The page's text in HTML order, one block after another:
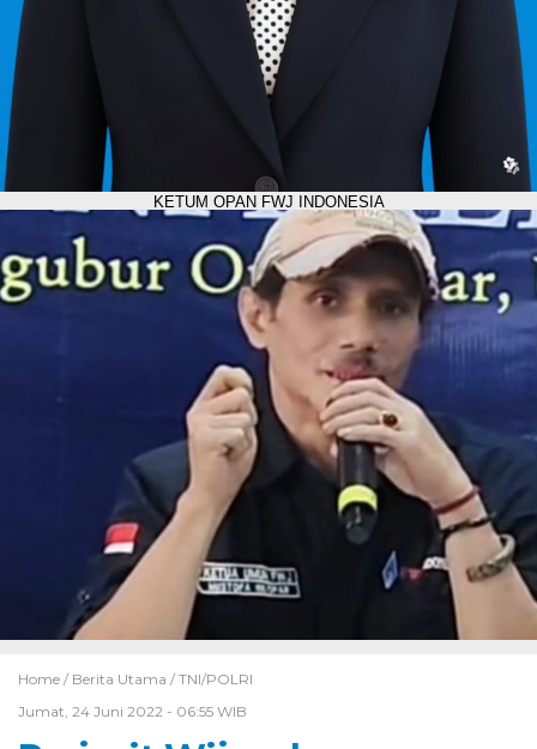
KETUM OPAN FWJ INDONESIA
Home / Berita Utama / TNI/POLRI
Jumat, 24 Juni 2022 - 06:55 WIB